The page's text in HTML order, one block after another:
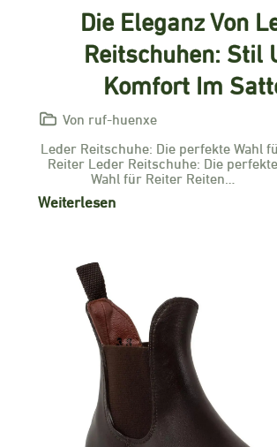
Die Eleganz Von
Reitschuhen: Stil
Komfort Im
Von ruf-huenxe
Leder Reitschuhe: Die perfekte Wahl
Reiter Leder Reitschuhe: Die perfekte
Wahl für Reiter Reiten…
Weiterlesen